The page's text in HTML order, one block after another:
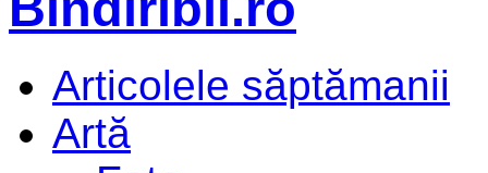
Articolele săptămanii
Artă